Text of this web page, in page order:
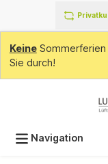
springen
KeineSommerferien
Sie durch!
Navigation